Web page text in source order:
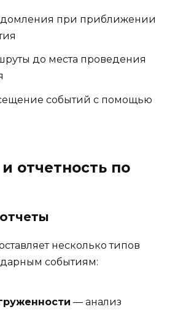
при приближении
до места проведения
событий с помощью
отчетность по
несколько типов
событиям:
— анализ